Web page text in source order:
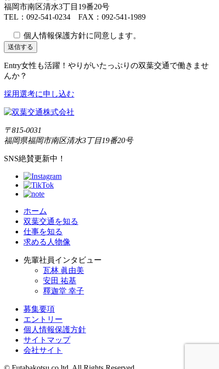
福岡市南区清水3丁目19番20号
TEL：092-541-0234 FAX：092-541-1989
個人情報保護方針に同意します。
Entry女性も活躍！やりがいたっぷりの双葉交通で働きませ
んか？
採用選考に申し込む
〒815-0031
福岡県福岡市南区清水3丁目19番20号
SNS絶賛更新中！
ホーム
双葉交通を知る
仕事を知る
求める人物像
先輩社員インタビュー
瓦林 眞由美
安田 祐基
釋迦堂 幸子
募集要項
エントリー
個人情報保護方針
サイトマップ
会社サイト